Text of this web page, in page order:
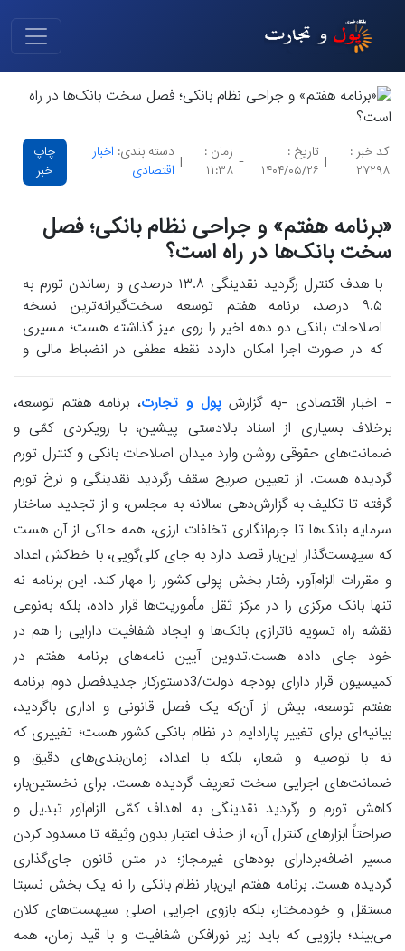
کد خبر :
۲۷۲۹۸
|
تاریخ :
۱۴۰۴/۰۵/۲۶
-
زمان :
۱۱:۳۸
|
دسته بندی: اخبار
اقتصادی
چاپ
خبر
«برنامه هفتم» و جراحی نظام بانکی؛ فصل
سخت بانک‌ها در راه است؟
با هدف کنترل رگردید نقدینگی ۱۳.۸ درصدی و رساندن تورم به
۹.۵ درصد، برنامه هفتم توسعه سخت‌گیرانه‌ترین نسخه
اصلاحات بانکی دو دهه اخیر را روی میز گذاشته هست؛ مسیری
که در صورت اجرا امکان داردد نقطه عطفی در انضباط مالی و
- اخبار اقتصادی -به گزارشپول و تجارت، برنامه هفتم توسعه،
برخلاف بسیاری از اسناد بالادستی پیشین، با رویکردی کمّی و
ضمانت‌های حقوقی روشن وارد میدان اصلاحات بانکی و کنترل تورم
گردیده هست. از تعیین صریح سقف رگردید نقدینگی و نرخ تورم
گرفته تا تکلیف به گزارش‌دهی سالانه به مجلس، و از تجدید ساختار
سرمایه بانک‌ها تا جرم‌انگاری تخلفات ارزی، همه حاکی از آن هست
که سیهست‌گذار این‌بار قصد دارد به جای کلی‌گویی، با خط‌کش اعداد
و مقررات الزام‌آور، رفتار بخش پولی کشور را مهار کند. این برنامه نه
تنها بانک مرکزی را در مرکز ثقل مأموریت‌ها قرار داده، بلکه به‌نوعی
نقشه راه تسویه ناترازی بانک‌ها و ایجاد شفافیت دارایی را هم در
خود جای داده هست.تدوین آیین نامه‌های برنامه هفتم در
کمیسیون قرار دارای بودجه دولت/3دستورکار جدیدفصل دوم برنامه
هفتم توسعه، بیش از آن‌که یک فصل قانونی و اداری باگردید،
بیانیه‌ای برای تغییر پارادایم در نظام بانکی کشور هست؛ تغییری که
نه با توصیه و شعار، بلکه با اعداد، زمان‌بندی‌های دقیق و
ضمانت‌های اجرایی سخت تعریف گردیده هست. برای نخستین‌بار،
کاهش تورم و رگردید نقدینگی به اهداف کمّی الزام‌آور تبدیل و
صراحتاً ابزارهای کنترل آن، از حذف اعتبار بدون وثیقه تا مسدود کردن
مسیر اضافه‌بردارای بود‌های غیرمجاز؛ در متن قانون جای‌گذاری
گردیده هست. برنامه هفتم این‌بار نظام بانکی را نه یک بخش نسبتا
مستقل و خودمختار، بلکه بازوی اجرایی اصلی سیهست‌های کلان
می‌بیند؛ بازویی که باید زیر نورافکن شفافیت و با قید زمان، همه